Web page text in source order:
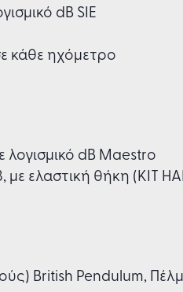
dB SIE
κάθε ηχόμετρο
dB Maestro
ελαστική θήκη (KIT
British Pendulum,